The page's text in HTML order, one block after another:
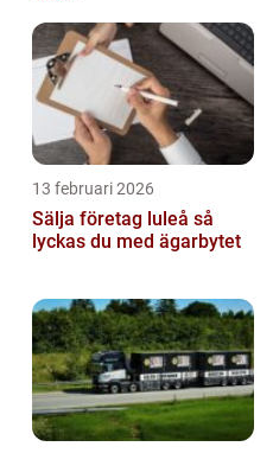
13 februari 2026
Sälja företag luleå så
lyckas du med ägarbytet